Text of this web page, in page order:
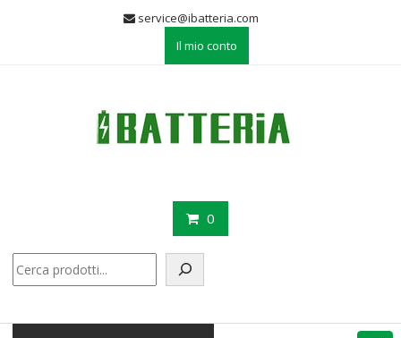
service@ibatteria.com
Il mio conto
0